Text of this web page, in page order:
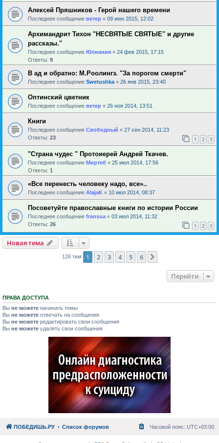
Алексей Пряшников - Герой нашего времени
Последнее сообщение ветер « 09 июн 2015, 12:02
Архимандрит Тихон "НЕСВЯТЫЕ СВЯТЫЕ" и другие
рассказы."
Последнее сообщение Юлиания « 24 фев 2015, 17:15
Ответы: 9
В ад и обратно: М.Роолингз. "За порогом смерти"
Последнее сообщение Swetushka « 26 янв 2015, 23:40
Оптинский цветник
Последнее сообщение ветер « 26 ноя 2014, 13:51
Книги
Последнее сообщение Свободный « 27 сен 2014, 11:23
Ответы: 23 1 2 3
"Страна чудес " Протоиерей Андрей Ткачев.
Последнее сообщение Миртеб « 25 июл 2014, 17:56
Ответы: 1
«Все перенесть человеку надо, все»..
Последнее сообщение AlajaK « 10 июл 2014, 08:37
Посоветуйте православные книги по истории России
Последнее сообщение fransua « 03 июл 2014, 11:32
Ответы: 26 1 2 3
Новая тема
126 тем 1 2 3 4 5 6
Перейти
ПРАВА ДОСТУПА
Вы не можете начинать темы
Вы не можете отвечать на сообщения
Вы не можете редактировать свои сообщения
Вы не можете удалять свои сообщения
ПОБЕДИШЬ.РУ Список форумов Часовой пояс: UTC+03:00